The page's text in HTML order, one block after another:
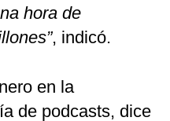
hora de
, indicó.
en la
de podcasts, dice